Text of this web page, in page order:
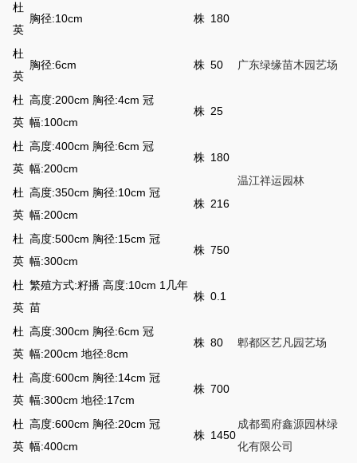
杜
英
胸径:10cm 株 180
杜
英
胸径:6cm 株 50 广东绿缘苗木园艺场
杜
英
高度:200cm 胸径:4cm 冠
幅:100cm
株 25
温江祥运园林
杜
英
高度:400cm 胸径:6cm 冠
幅:200cm
株 180
杜
英
高度:350cm 胸径:10cm 冠
幅:200cm
株 216
杜
英
高度:500cm 胸径:15cm 冠
幅:300cm
株 750
杜
英
繁殖方式:籽播 高度:10cm 1几年
苗
株 0.1
郫都区艺凡园艺场
杜
英
高度:300cm 胸径:6cm 冠
幅:200cm 地径:8cm
株 80
杜
英
高度:600cm 胸径:14cm 冠
幅:300cm 地径:17cm
株 700
杜
英
高度:600cm 胸径:20cm 冠
幅:400cm
株 1450
成都蜀府鑫源园林绿
化有限公司